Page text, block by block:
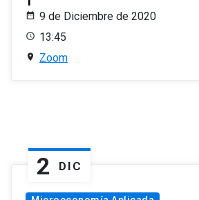
9 de Diciembre de 2020
13:45
Zoom
2 DIC